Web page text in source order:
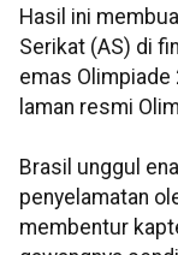
Hasil ini
Serikat (AS) di
emas Olimpiade
laman resmi
Brasil unggul
penyelamatan
membentur